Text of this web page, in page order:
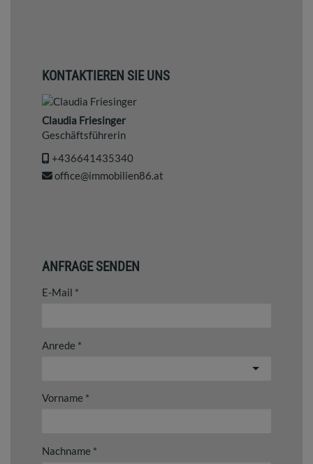
KONTAKTIEREN SIE UNS
Claudia Friesinger
Geschäftsführerin
+436641435340
office@immobilien86.at
ANFRAGE SENDEN
E-Mail
Anrede
Vorname
Nachname